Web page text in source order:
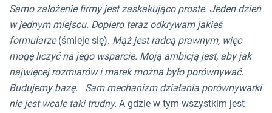
Samo założenie firmy jest zaskakująco proste. Jeden dzień
w jednym miejscu. Dopiero teraz odkrywam jakieś
formularze(śmieje się). Mąż jest radcą prawnym, więc
mogę liczyć na jego wsparcie. Moją ambicją jest, aby jak
najwięcej rozmiarów i marek można było porównywać.
Budujemy bazę. Sam mechanizm działania porównywarki
nie jest wcale taki trudny. A gdzie w tym wszystkim jest